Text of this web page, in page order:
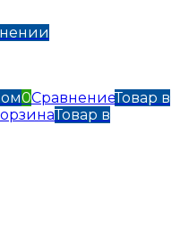
0СравнениеТовар в
Товар в